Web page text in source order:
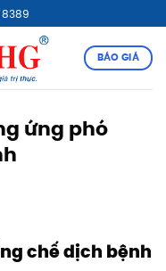
BÁO GIÁ
ứng phó
chế dịch bệnh